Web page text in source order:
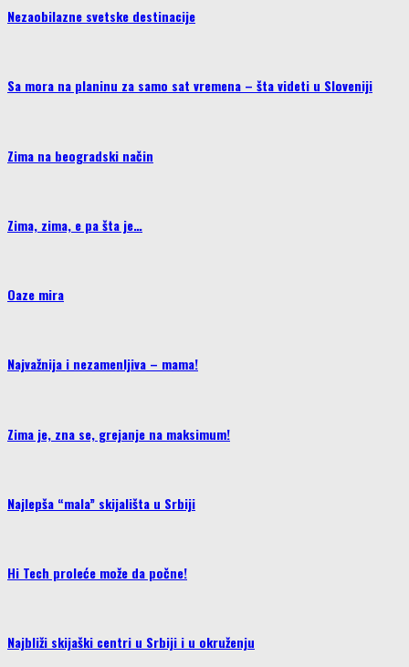
Nezaobilazne svetske destinacije
Sa mora na planinu za samo sat vremena – šta videti u Sloveniji
Zima na beogradski način
Zima, zima, e pa šta je…
Oaze mira
Najvažnija i nezamenljiva – mama!
Zima je, zna se, grejanje na maksimum!
Najlepša “mala” skijališta u Srbiji
Hi Tech proleće može da počne!
Najbliži skijaški centri u Srbiji i u okruženju